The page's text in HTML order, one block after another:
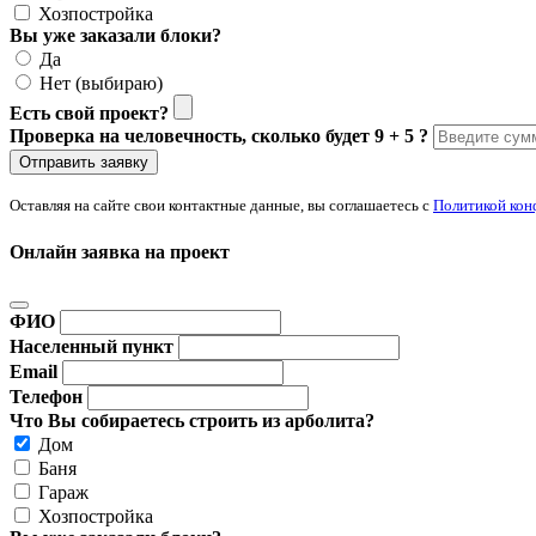
Хозпостройка
Вы уже заказали блоки?
Да
Нет (выбираю)
Есть свой проект?
Проверка на человечность, сколько будет 9 + 5 ?
Отправить заявку
Оставляя на сайте свои контактные данные, вы соглашаетесь с Политикой
Онлайн заявка на проект
ФИО
Населенный пункт
Email
Телефон
Что Вы собираетесь строить из арболита?
Дом
Баня
Гараж
Хозпостройка